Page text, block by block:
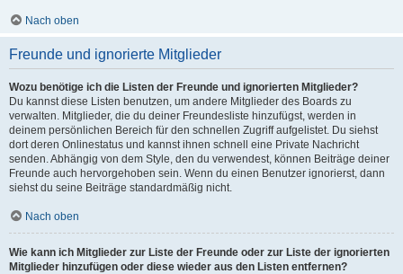
Nach oben
Freunde und ignorierte Mitglieder
Wozu benötige ich die Listen der Freunde und ignorierten Mitglieder?
Du kannst diese Listen benutzen, um andere Mitglieder des Boards zu
verwalten. Mitglieder, die du deiner Freundesliste hinzufügst, werden in
deinem persönlichen Bereich für den schnellen Zugriff aufgelistet. Du siehst
dort deren Onlinestatus und kannst ihnen schnell eine Private Nachricht
senden. Abhängig von dem Style, den du verwendest, können Beiträge deiner
Freunde auch hervorgehoben sein. Wenn du einen Benutzer ignorierst, dann
siehst du seine Beiträge standardmäßig nicht.
Nach oben
Wie kann ich Mitglieder zur Liste der Freunde oder zur Liste der ignorierten
Mitglieder hinzufügen oder diese wieder aus den Listen entfernen?